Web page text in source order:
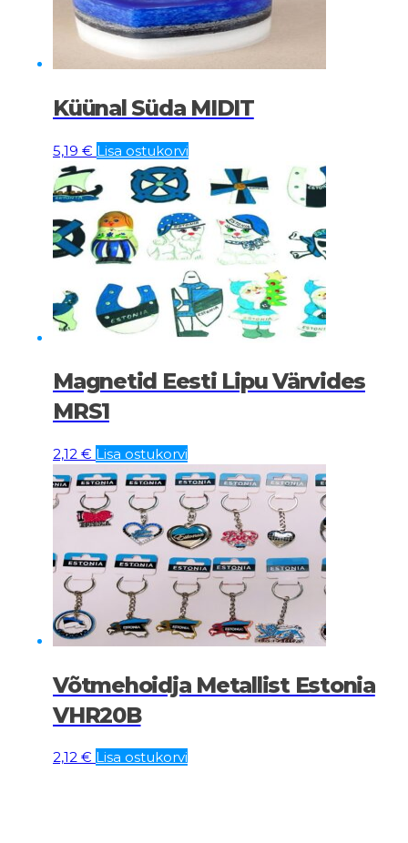
Küünal Süda MIDIT
5,19 € Lisa ostukorvi
Magnetid Eesti Lipu Värvides
MRS1
2,12 € Lisa ostukorvi
Võtmehoidja Metallist Estonia
VHR20B
2,12 € Lisa ostukorvi